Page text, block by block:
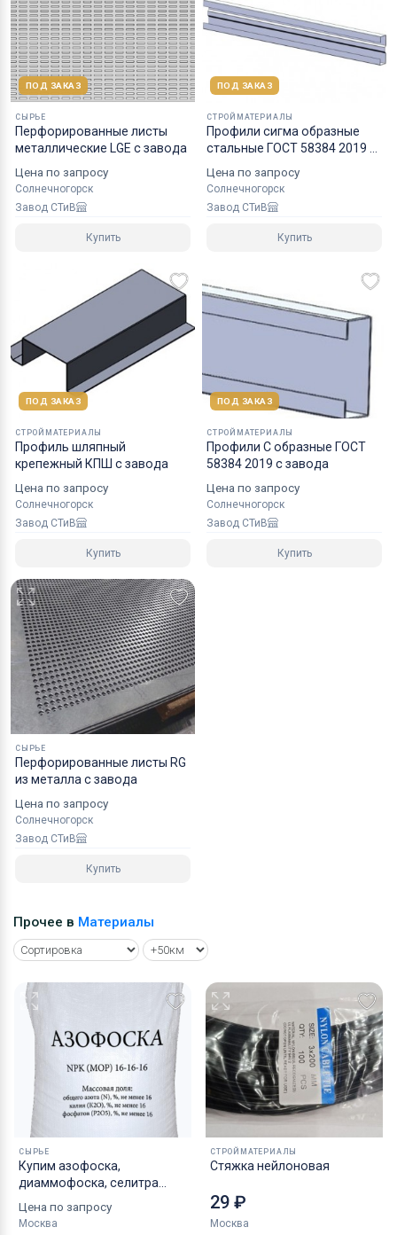
ПОД ЗАКАЗ
СЫРЬЕ
Перфорированные листы
металлические LGE с завода
Цена по запросу
Солнечногорск
Завод СТиВ
Купить
ПОД ЗАКАЗ
СТРОЙМАТЕРИАЛЫ
Профили сигма образные
стальные ГОСТ 58384 2019 с
Цена по запросу
Солнечногорск
Завод СТиВ
Купить
ПОД ЗАКАЗ
СТРОЙМАТЕРИАЛЫ
Профиль шляпный
крепежный КПШ с завода
Цена по запросу
Солнечногорск
Завод СТиВ
Купить
ПОД ЗАКАЗ
СТРОЙМАТЕРИАЛЫ
Профили С образные ГОСТ
58384 2019 с завода
Цена по запросу
Солнечногорск
Завод СТиВ
Купить
СЫРЬЕ
Перфорированные листы RG
из металла с завода
Цена по запросу
Солнечногорск
Завод СТиВ
Купить
Прочее в Материалы
СЫРЬЕ
Купим азофоска,
диаммофоска, селитра
неликвиды по РФ
Цена по запросу
Москва
СТРОЙМАТЕРИАЛЫ
Стяжка нейлоновая
29 ₽
Москва